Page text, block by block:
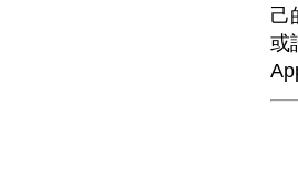
己
或